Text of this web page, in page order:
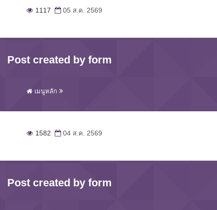
1117 05 ส.ค. 2569
Post created by form
เมนูหลัก
1582 04 ส.ค. 2569
Post created by form